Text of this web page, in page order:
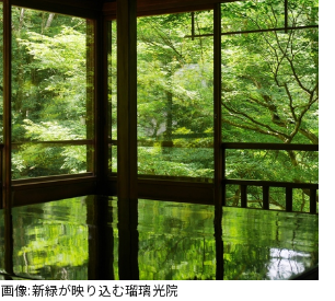
画像:新緑が映り込む瑠璃光院